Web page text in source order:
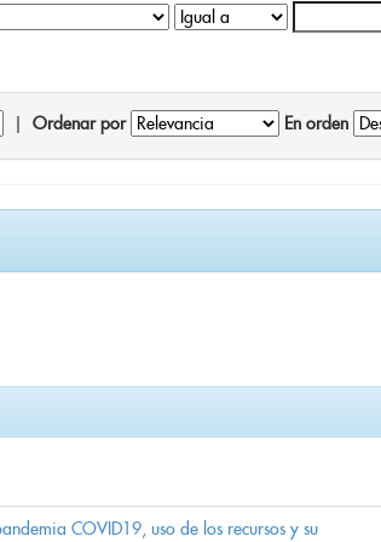
Ordenar por En orden
COVID19, uso de los recursos y su